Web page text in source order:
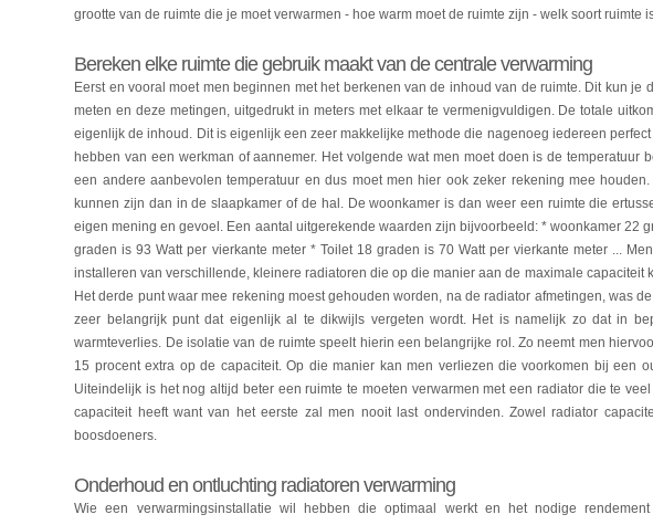
grootte van de ruimte die je moet verwarmen - hoe warm moet de ruimte zijn - welk soort ruimte
Bereken elke ruimte die gebruik maakt van de centrale verwarming
Eerst en vooral moet men beginnen met het berkenen van de inhoud van de ruimte. Dit kun
meten en deze metingen, uitgedrukt in meters met elkaar te vermenigvuldigen. De totale
eigenlijk de inhoud. Dit is eigenlijk een zeer makkelijke methode die nagenoeg iedereen
hebben van een werkman of aannemer. Het volgende wat men moet doen is de temperatuur
een andere aanbevolen temperatuur en dus moet men hier ook zeker rekening mee
kunnen zijn dan in de slaapkamer of de hal. De woonkamer is dan weer een ruimte die
eigen mening en gevoel. Een aantal uitgerekende waarden zijn bijvoorbeeld: * woonkamer 22
graden is 93 Watt per vierkante meter * Toilet 18 graden is 70 Watt per vierkante meter ...
installeren van verschillende, kleinere radiatoren die op die manier aan de maximale capaciteit
Het derde punt waar mee rekening moest gehouden worden, na de radiator afmetingen, was
zeer belangrijk punt dat eigenlijk al te dikwijls vergeten wordt. Het is namelijk zo dat in
warmteverlies. De isolatie van de ruimte speelt hierin een belangrijke rol. Zo neemt men
15 procent extra op de capaciteit. Op die manier kan men verliezen die voorkomen bij een
Uiteindelijk is het nog altijd beter een ruimte te moeten verwarmen met een radiator die te
capaciteit heeft want van het eerste zal men nooit last ondervinden. Zowel radiator
boosdoeners.
Onderhoud en ontluchting radiatoren verwarming
Wie een verwarmingsinstallatie wil hebben die optimaal werkt en het nodige